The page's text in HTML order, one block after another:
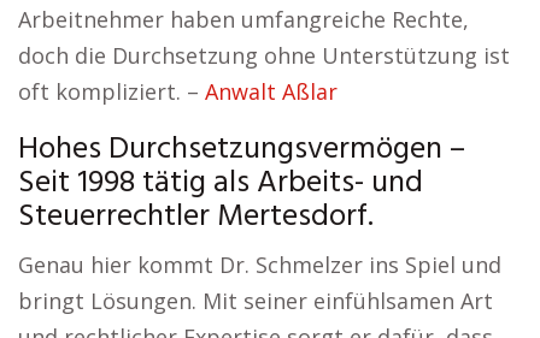
Arbeitnehmer haben umfangreiche Rechte,
doch die Durchsetzung ohne Unterstützung ist
oft kompliziert. – Anwalt Aßlar
Hohes Durchsetzungsvermögen –
Seit 1998 tätig als Arbeits- und
Steuerrechtler Mertesdorf.
Genau hier kommt Dr. Schmelzer ins Spiel und
bringt Lösungen. Mit seiner einfühlsamen Art